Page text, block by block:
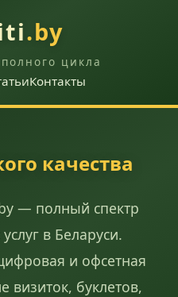
.by
цикла
Контакты
качества
— полный спектр
в Беларуси.
и офсетная
визиток, буклетов,